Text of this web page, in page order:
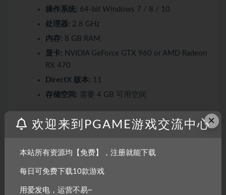
操作系统: 64-bit Windows 7 / 8 / 10
处理器: 2.8 GHz
内存: 8 GB RAM
显卡: NVIDIA GeForce GTX 960 or AMD Radeon
RX 470
DirectX 版本: 11
存储空间: 需要 4 GB 可用空间
推荐配置:
需要 64 位处理器和操作系统
×
欢迎来到PGAME游戏交流中心
本站所有资源均【免费】，注册就能下载
每日可免费下载10款游戏
用爱发电，运营不易~